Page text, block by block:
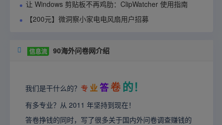
让 Windows 剪贴板不再鸡肋：ClipWatcher 使用指南
【200元】微洞察小家电电风扇用户招募
信息流 90海外问卷网介绍

我们是干什么的？ 专 业答卷 的！
有多专业？从 2011 年坚持到现在！
答卷挣钱的同时，写了很多关于国内外问卷调查赚钱的